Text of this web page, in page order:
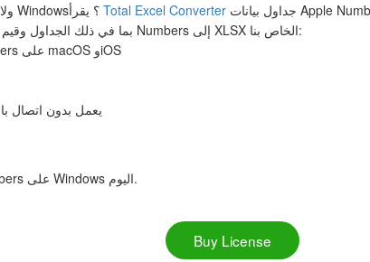
Total Excel Converter
ويحوّلها إلى Microsoft Excel XLSX — بما في ذلك الجداول وقيم الخلايا والتنسيقات. محول Numbers إلى XLSX الخاص بنا:
يقرأ ملفات .numbers التي أُنشئت بواسطة Apple Numbers على macOS وiOS
يعمل بدون اتصال بالإنترنت بنسبة 100% —
قم بتنزيل Total Excel Converter وابدأ بفتح ملفات Apple Numbers على Windows اليوم.
Buy License